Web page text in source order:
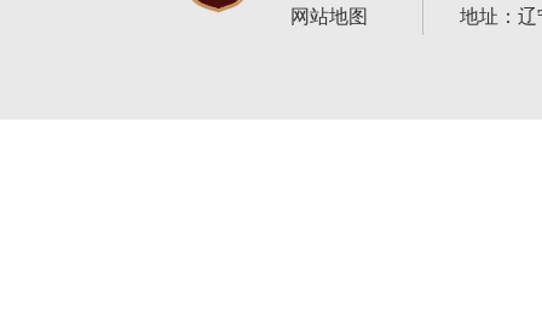
网站地图
地址：辽